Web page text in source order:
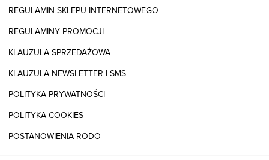
REGULAMIN SKLEPU INTERNETOWEGO
REGULAMINY PROMOCJI
KLAUZULA SPRZEDAŻOWA
KLAUZULA NEWSLETTER I SMS
POLITYKA PRYWATNOŚCI
POLITYKA COOKIES
POSTANOWIENIA RODO